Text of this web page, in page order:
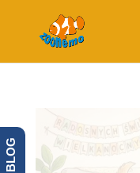
BLOG